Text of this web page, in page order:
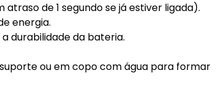
de 1 segundo se já estiver ligada).
energia.
durabilidade da bateria.
ou em copo com água para formar